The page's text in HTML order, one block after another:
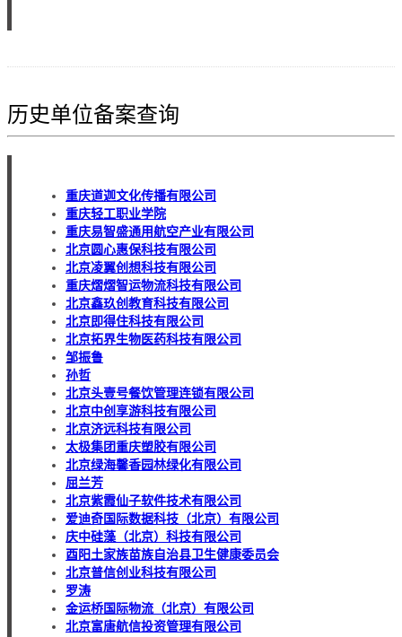
历史单位备案查询
重庆道迦文化传播有限公司
重庆轻工职业学院
重庆易智盛通用航空产业有限公司
北京圆心惠保科技有限公司
北京凌翼创想科技有限公司
重庆熠熠智运物流科技有限公司
北京鑫玖创教育科技有限公司
北京即得住科技有限公司
北京拓界生物医药科技有限公司
邹振鲁
孙哲
北京头壹号餐饮管理连锁有限公司
北京中创享游科技有限公司
北京济远科技有限公司
太极集团重庆塑胶有限公司
北京绿海馨香园林绿化有限公司
屈兰芳
北京紫霞仙子软件技术有限公司
爱迪奇国际数据科技（北京）有限公司
庆中硅藻（北京）科技有限公司
酉阳土家族苗族自治县卫生健康委员会
北京普信创业科技有限公司
罗涛
金运桥国际物流（北京）有限公司
北京富唐航信投资管理有限公司